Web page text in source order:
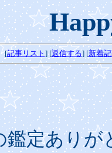
[記事リスト] [返信する] [新着
鑑定あり